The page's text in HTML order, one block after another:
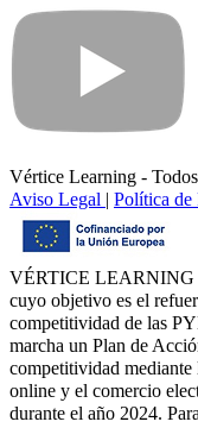
Vértice Learning -
Aviso Legal | Política de
VÉRTICE LEARNING
cuyo objetivo es el
competitividad de las
marcha un Plan de
competitividad
online y el comercio
durante el año 2024.